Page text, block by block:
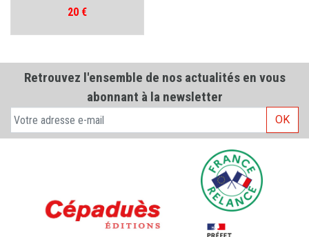
Prix
20 €
Retrouvez l'ensemble de nos actualités en vous
abonnant à la newsletter
OK